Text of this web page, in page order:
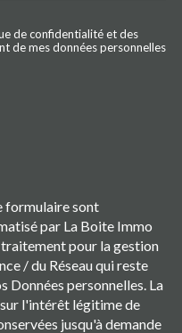
de confidentialité et des
de mes données personnelles
formulaire sont
par La Boite Immo
pour la gestion
/ du Réseau qui reste
Données personnelles. La
l'intérêt légitime de
jusqu'à demande